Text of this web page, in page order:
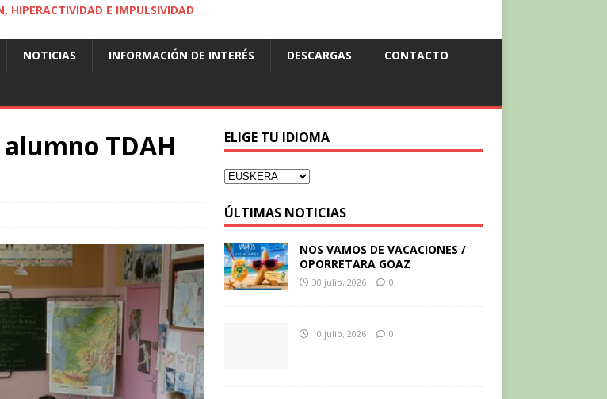
HIPERACTIVIDAD E IMPULSIVIDAD
NOTICIAS INFORMACIÓN DE INTERÉS DESCARGAS CONTACTO
TDAH
ELIGE TU IDIOMA
ÚLTIMAS NOTICIAS
NOS VAMOS DE VACACIONES /
OPORRETARA GOAZ
30 julio, 2026 0
10 julio, 2026 0